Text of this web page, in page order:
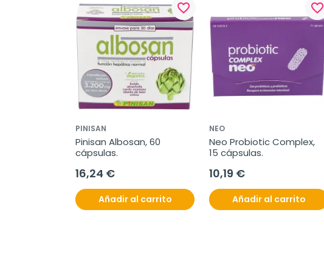
favorite_border
PINISAN
Pinisan Albosan, 60
cápsulas.
16,24 €
Añadir al carrito
favorite_border
NEO
Neo Probiotic Complex,
15 cápsulas.
10,19 €
Añadir al carrito